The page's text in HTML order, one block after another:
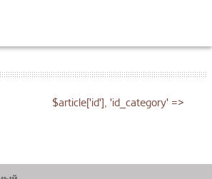
$article['id'], 'id_category' =>